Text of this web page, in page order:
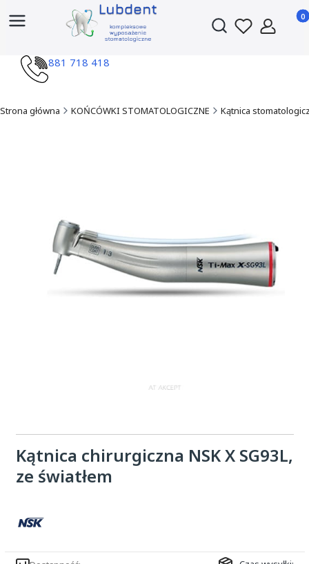
Otwórz wyszukiwarkę
881 718 418
Strona główna KOŃCÓWKI STOMATOLOGICZNE Kątnica
Kątnica chirurgiczna NSK X SG93L,
ze światłem